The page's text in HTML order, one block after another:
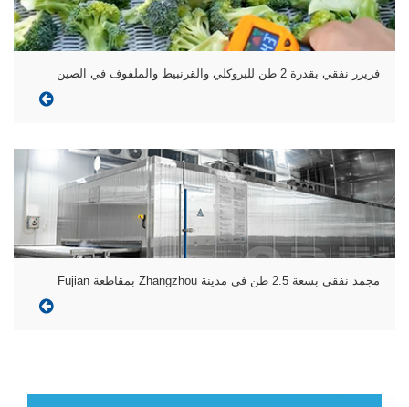
فريزر نفقي بقدرة 2 طن للبروكلي والقرنبيط والملفوف في الصين
مجمد نفقي بسعة 2.5 طن في مدينة Zhangzhou بمقاطعة Fujian